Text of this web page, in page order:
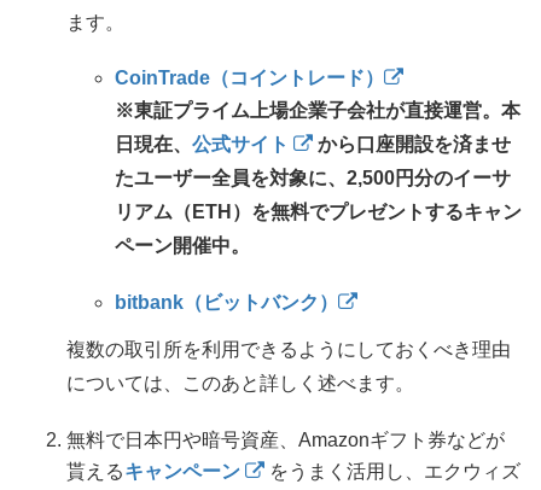
ます。
CoinTrade（コイントレード）
※東証プライム上場企業子会社が直接運営。本
日現在、 公式サイト
から口座開設を済ませ
たユーザー全員を対象に、2,500円分のイーサ
リアム（ETH）を無料でプレゼントするキャン
ペーン開催中。
bitbank（ビットバンク）
複数の取引所を利用できるようにしておくべき理由
については、このあと詳しく述べます。
無料で日本円や暗号資産、Amazonギフト券などが
貰えるキャンペーン
をうまく活用し、エクウィズ